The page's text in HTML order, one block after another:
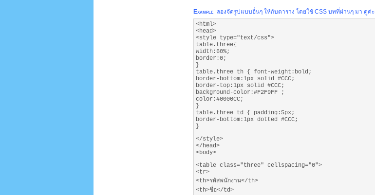
Example ลองจัดรูปแบบอื่นๆ ให้กับตาราง โดยใช้ CSS บทที่ผ่านๆ มา ดูค่ะ
<html>
<head>
<style type="text/css">
table.three{
width:60%;
border:0;
}
table.three th { font-weight:bold;
border-bottom:1px solid #CCC;
border-top:1px solid #CCC;
background-color:#F2F9FF ;
color:#0000CC;
}
table.three td { padding:5px;
border-bottom:1px dotted #CCC;
}
</style>
</head>
<body>
<table class="three" cellspacing="0">
<tr>
<th>รหัสพนักงาน</th>
<th>ชื่อ</td>